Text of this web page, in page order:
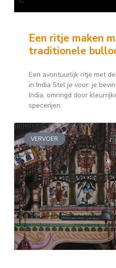
Een ritje maken
traditionele
Een avontuurlijk ritje met
in India Stel je voor: je
India, omringd door
specerijen
VERVOER